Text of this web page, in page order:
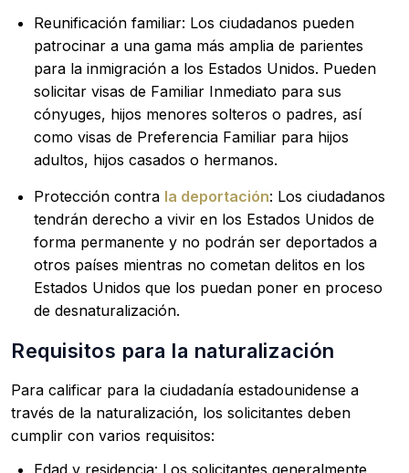
Reunificación familiar: Los ciudadanos pueden
patrocinar a una gama más amplia de parientes
para la inmigración a los Estados Unidos. Pueden
solicitar visas de Familiar Inmediato para sus
cónyuges, hijos menores solteros o padres, así
como visas de Preferencia Familiar para hijos
adultos, hijos casados o hermanos.
Protección contra la deportación: Los ciudadanos
tendrán derecho a vivir en los Estados Unidos de
forma permanente y no podrán ser deportados a
otros países mientras no cometan delitos en los
Estados Unidos que los puedan poner en proceso
de desnaturalización.
Requisitos para la naturalización
Para calificar para la ciudadanía estadounidense a
través de la naturalización, los solicitantes deben
cumplir con varios requisitos:
Edad y residencia: Los solicitantes generalmente